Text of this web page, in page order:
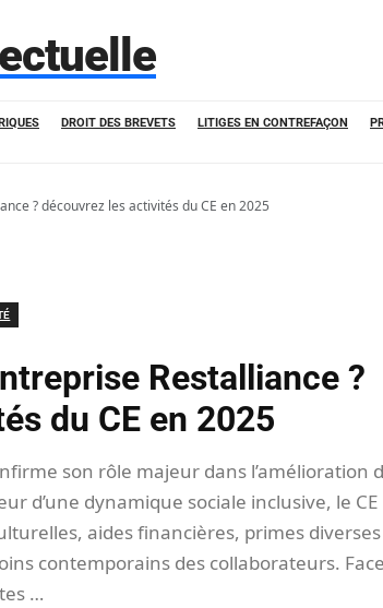
DROIT DES BREVETS LITIGES EN CONTREFAÇON
? découvrez les activités du CE en 2025
Restalliance ?
du CE en 2025
son rôle majeur dans l’amélioration
d’une dynamique sociale inclusive, le CE
aides financières, primes
contemporains des collaborateurs. Face
…